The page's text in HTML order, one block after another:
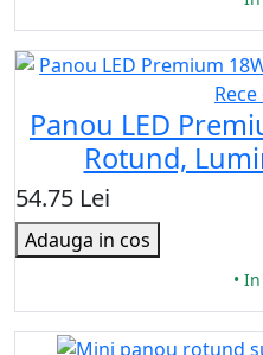
Panou LED
Rotund,
54.75 Lei
Adauga in cos
•